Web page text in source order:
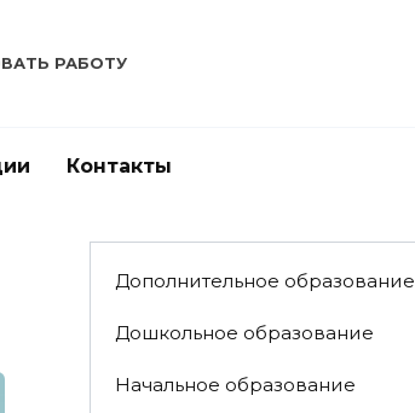
РАБОТУ
Контакты
Дополнительное образование
Дошкольное образование
Начальное образование